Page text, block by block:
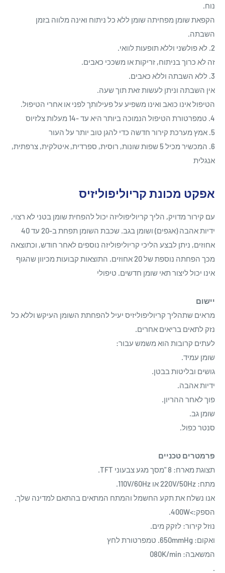
נוח.
הקפאת שומן מפחיתה שומן ללא כל ניתוח ואינה מלווה בזמן
השבתה.
2. לא פולשני וללא תופעות לוואי.
זה לא כרוך בניתוח, זריקות או משככי כאבים.
3. ללא השבתה וללא כאבים.
אין השבתה וניתן לעשות זאת תוך שעה.
הטיפול אינו כואב ואינו משפיע על פעילותך לפני או אחרי הטיפול.
4. טמפרטורת הטיפול הנמוכה ביותר היא עד -14 מעלות צלזיוס
5. אמץ מערכת קירור חדשה כדי להגן טוב יותר על העור
6. המכשיר מכיל 5 שפות שונות, רוסית, ספרדית, איטלקית, צרפתית,
אנגלית
אפקט מכונת קריוליפוליזיס
עם קירור מדויק, הליך קריוליפוליזה יכול להפחית שומן בטני לא רצוי,
ידיות אהבה (אגפים) ושומן בגב. שכבת השומן תפחת ב-20 עד 40
אחוזים, ניתן לבצע הליכי קריוליפוליזה נוספים לאחר חודש, וכתוצאה
מכך הפחתה נוספת של 20 אחוזים. התוצאות קבועות מכיוון שהגוף
אינו יכול ליצור תאי שומן חדשים. טיפולי
יישום
מראים שתהליך קריוליפוליזיס יעיל להפחתת השומן העיקש וללא כל
נזק לתאים בריאים אחרים.
לעתים קרובות הוא משמש עבור:
שומן עמיד.
גושים ובליטות בבטן.
ידיות אהבה.
פוך לאחר ההריון.
שומן גב.
סנטר כפול.
פרמטרים טכניים
תצוגת מארח: 8 "מסך מגע צבעוני TFT.
מתח: 220V/50Hz או 110V/60Hz.
אנו נשלח את תקע החשמל והמתח המתאים בהתאם למדינה שלך.
הספק:>400W.
נוזל קירור: לזקק מים.
ואקום: 650mmHg.
טמפרטורת לחץ
המשאבה: 080K/min
.